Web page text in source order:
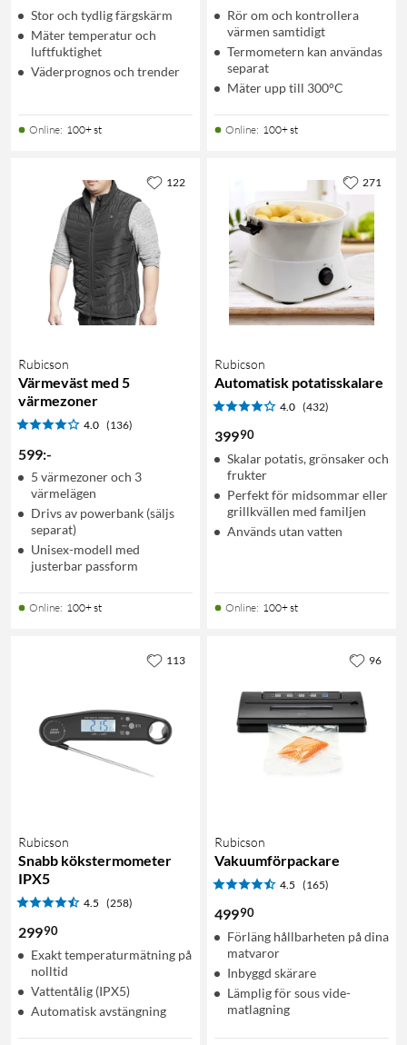
Stor och tydlig färgskärm
Mäter temperatur och
luftfuktighet
Väderprognos och trender
Online: 100+ st
Rör om och kontrollera
värmen samtidigt
Termometern kan användas
separat
Mäter upp till 300°C
Online: 100+ st
Rubicson
Värmeväst med 5
värmezoner
4.0 (136)
599:-
5 värmezoner och 3
värmelägen
Drivs av powerbank (säljs
separat)
Unisex-modell med
justerbar passform
Online: 100+ st
122
Rubicson
Automatisk potatisskalare
4.0 (432)
39990
Skalar potatis, grönsaker och
frukter
Perfekt för midsommar eller
grillkvällen med familjen
Används utan vatten
Online: 100+ st
271
Rubicson
Snabb kökstermometer
IPX5
4.5 (258)
29990
Exakt temperaturmätning på
nolltid
Vattentålig (IPX5)
Automatisk avstängning
113
Rubicson
Vakuumförpackare
4.5 (165)
49990
Förläng hållbarheten på dina
matvaror
Inbyggd skärare
Lämplig för sous vide-
matlagning
96